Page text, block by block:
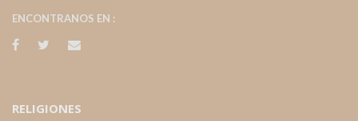
ENCONTRANOS EN :
RELIGIONES